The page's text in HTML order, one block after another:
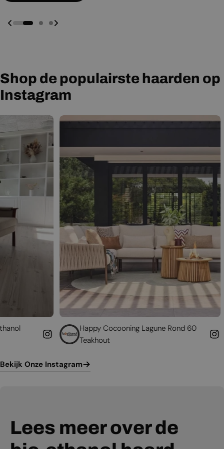
Shop de populairste haarden op
Instagram
Happy Cocooning Lagune Rond 60
Teakhout
Geef uw
Bekijk Onze Instagram
Lees meer over de